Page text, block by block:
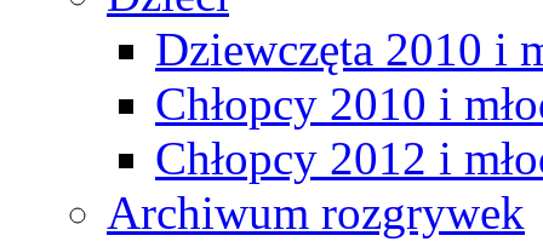
Dziewczęta 2010 i
Chłopcy 2010 i
Chłopcy 2012 i
Archiwum rozgrywek